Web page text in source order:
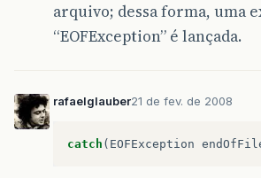
arquivo; dessa forma, uma
“EOFException” é lançada.
rafaelglauber21 de fev. de 2008
catch ( EOFException